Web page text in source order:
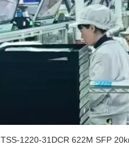
TSS-1220-31DCR 622M SFP